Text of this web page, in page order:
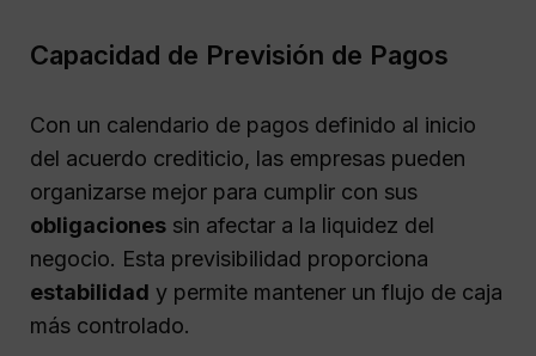
Capacidad de Previsión de Pagos
Con un calendario de pagos definido al inicio
del acuerdo crediticio, las empresas pueden
organizarse mejor para cumplir con sus
obligaciones sin afectar a la liquidez del
negocio. Esta previsibilidad proporciona
estabilidad y permite mantener un flujo de caja
más controlado.